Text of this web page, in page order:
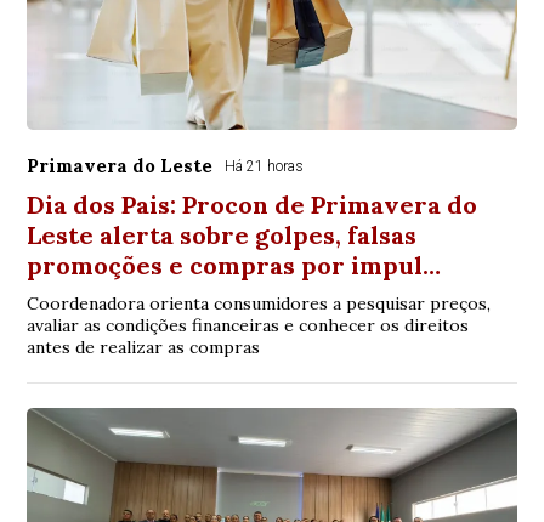
Primavera do Leste Há 21 horas
Dia dos Pais: Procon de Primavera do
Leste alerta sobre golpes, falsas
promoções e compras por impul…
Coordenadora orienta consumidores a pesquisar preços,
avaliar as condições financeiras e conhecer os direitos
antes de realizar as compras